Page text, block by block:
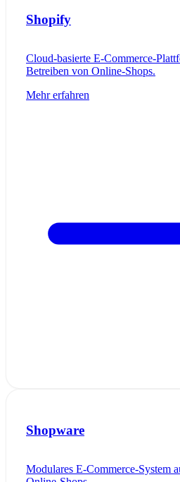
Shopify
Cloud-basierte E-Commerce-
Betreiben von Online-Shops.
Mehr erfahren
Shopware
Modulares E-Commerce-System